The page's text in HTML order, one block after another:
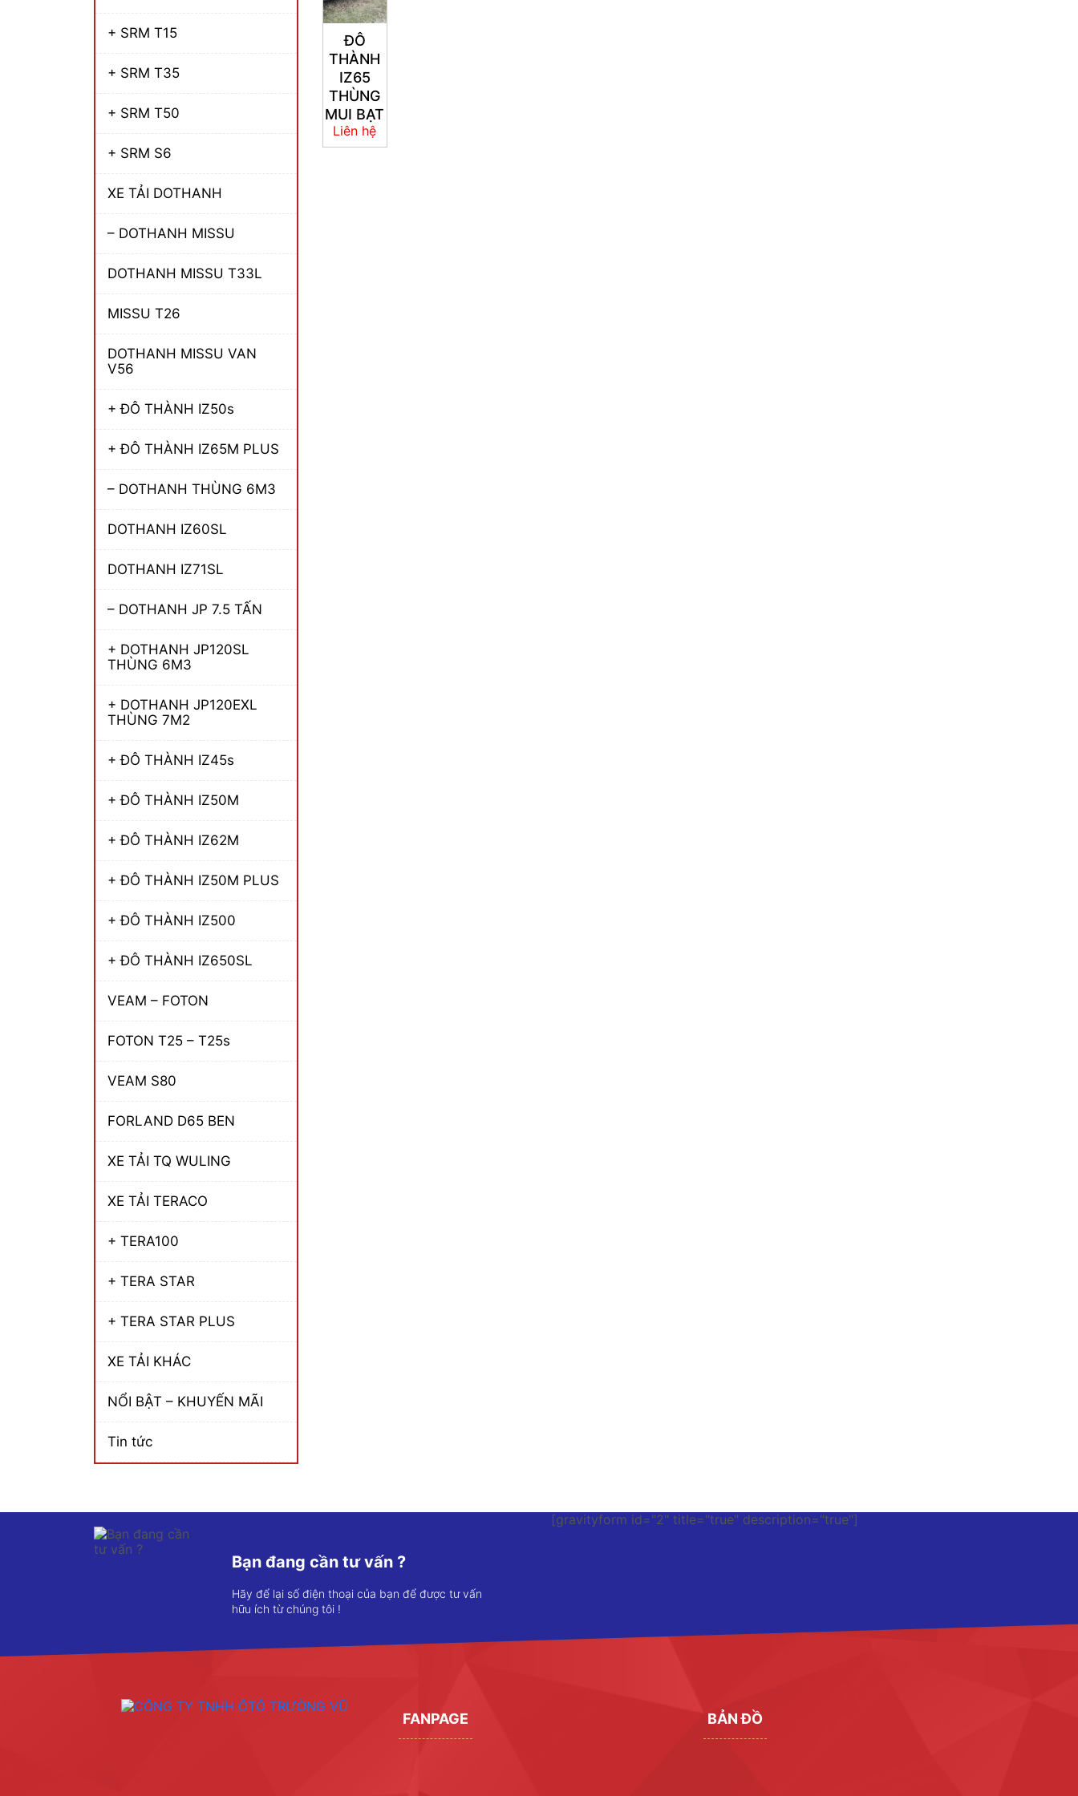
+ SRM T15
+ SRM T35
+ SRM T50
+ SRM S6
XE TẢI DOTHANH
– DOTHANH MISSU
DOTHANH MISSU T33L
MISSU T26
DOTHANH MISSU VAN
V56
+ ĐÔ THÀNH IZ50s
+ ĐÔ THÀNH IZ65M PLUS
– DOTHANH THÙNG 6M3
DOTHANH IZ60SL
DOTHANH IZ71SL
– DOTHANH JP 7.5 TẤN
+ DOTHANH JP120SL
THÙNG 6M3
+ DOTHANH JP120EXL
THÙNG 7M2
+ ĐÔ THÀNH IZ45s
+ ĐÔ THÀNH IZ50M
+ ĐÔ THÀNH IZ62M
+ ĐÔ THÀNH IZ50M PLUS
+ ĐÔ THÀNH IZ500
+ ĐÔ THÀNH IZ650SL
VEAM – FOTON
FOTON T25 – T25s
VEAM S80
FORLAND D65 BEN
XE TẢI TQ WULING
XE TẢI TERACO
+ TERA100
+ TERA STAR
+ TERA STAR PLUS
XE TẢI KHÁC
NỔI BẬT – KHUYẾN MÃI
Tin tức
ĐÔ
THÀNH
IZ65
THÙNG
MUI BẠT
Liên hệ
Bạn đang cần tư vấn ?
Hãy để lại số điện thoại của bạn để được tư vấn
hữu ích từ chúng tôi !
[gravityform id="2" title="true" description="true"]
FANPAGE BẢN ĐỒ